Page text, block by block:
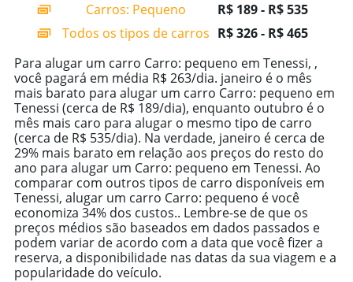
displaying
categories.
Range:
14
categories.
The
chart
has
1
Y
axis
displaying
values.
Range:
0
to
600.
Carros: Pequeno
R$ 189 - R$ 535
Todos os tipos de carros R$ 326 - R$ 465
Para alugar um carro Carro: pequeno em Tenessi, ,
você pagará em média R$ 263/dia. janeiro é o mês
mais barato para alugar um carro Carro: pequeno em
Tenessi (cerca de R$ 189/dia), enquanto outubro é o
mês mais caro para alugar o mesmo tipo de carro
(cerca de R$ 535/dia). Na verdade, janeiro é cerca de
29% mais barato em relação aos preços do resto do
ano para alugar um Carro: pequeno em Tenessi. Ao
comparar com outros tipos de carro disponíveis em
Tenessi, alugar um carro Carro: pequeno é você
economiza 34% dos custos.. Lembre-se de que os
preços médios são baseados em dados passados e
podem variar de acordo com a data que você fizer a
reserva, a disponibilidade nas datas da sua viagem e a
popularidade do veículo.